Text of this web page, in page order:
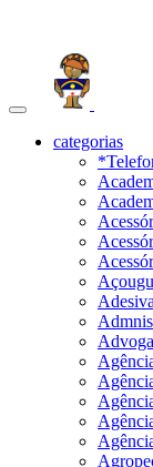
Toggle
navigationcategorias